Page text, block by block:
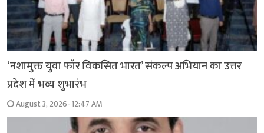
‘नशामुक्त युवा फॉर विकसित भारत’ संकल्प अभियान का उत्तर
प्रदेश में भव्य शुभारंभ
August 3, 2026- 12:47 AM